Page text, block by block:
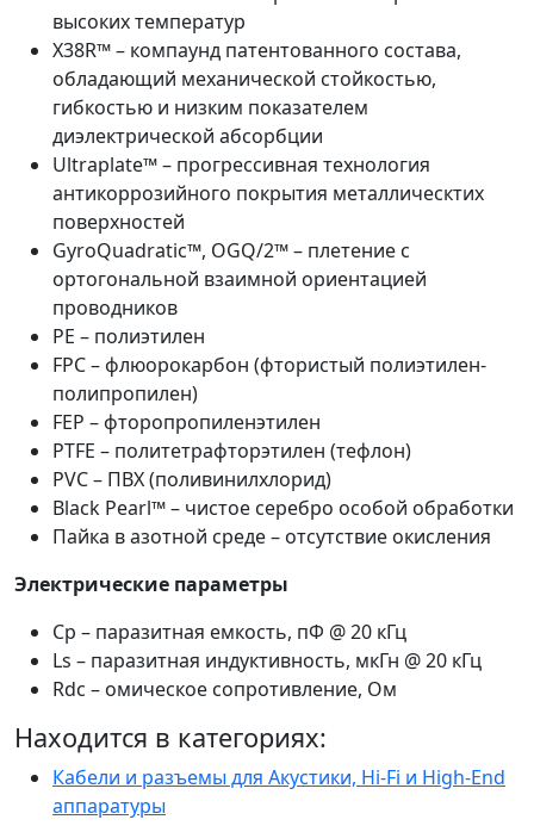
высоких температур
X38R™ – компаунд патентованного состава,
обладающий механической стойкостью,
гибкостью и низким показателем
диэлектрической абсорбции
Ultraplate™ – прогрессивная технология
антикоррозийного покрытия металлическтих
поверхностей
GyroQuadratic™, OGQ/2™ – плетение с
ортогональной взаимной ориентацией
проводников
PE – полиэтилен
FPC – флюорокарбон (фтористый полиэтилен-
полипропилен)
FEP – фторопропиленэтилен
PTFE – политетрафторэтилен (тефлон)
PVC – ПВХ (поливинилхлорид)
Black Pearl™ – чистое серебро особой обработки
Пайка в азотной среде – отсутствие окисления
Электрические параметры
Сp – паразитная емкость, пФ @ 20 кГц
Ls – паразитная индуктивность, мкГн @ 20 кГц
Rdc – омическое сопротивление, Ом
Находится в категориях:
Кабели и разъемы для Акустики, Hi-Fi и High-End
аппаратуры